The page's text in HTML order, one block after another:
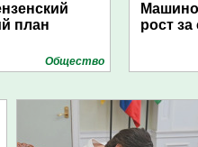
план
Общество
рост за